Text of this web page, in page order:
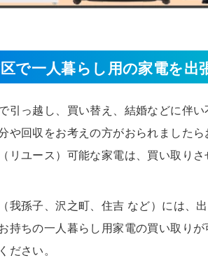
で一人暮らし用の家電を出
引っ越し、買い替え、結婚などに伴
や回収をお考えの方がおられましたら
リユース）可能な家電は、買い取りさ
我孫子、沢之町、住吉 など）には、
持ちの一人暮らし用家電の買い取りが
ださい。